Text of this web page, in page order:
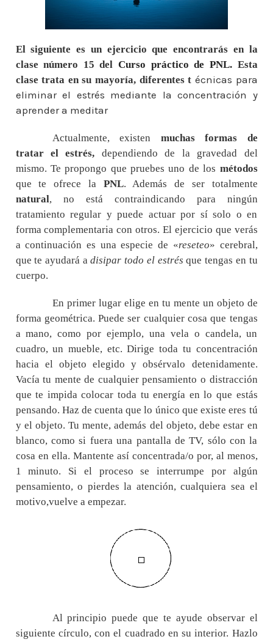
El siguiente es un ejercicio que encontrarás en la
clase número 15 del Curso práctico de PNL.Esta
clase trata en su mayoría, diferentes t écnicas para
eliminar el estrés mediante la concentración y
aprender a meditar
Actualmente, existen muchas formas de
tratar el estrés, dependiendo de la gravedad del
mismo. Te propongo que pruebes uno de los métodos
que te ofrece la PNL. Además de ser totalmente
natural, no está contraindicando para ningún
tratamiento regular y puede actuar por sí solo o en
forma complementaria con otros. El ejercicio que verás
a continuación es una especie de «reseteo» cerebral,
que te ayudará adisipar todo el estrés que tengas en tu
cuerpo.
En primer lugar elige en tu mente un objeto de
forma geométrica. Puede ser cualquier cosa que tengas
a mano, como por ejemplo, una vela o candela, un
cuadro, un mueble, etc. Dirige toda tu concentración
hacia el objeto elegido y obsérvalo detenidamente.
Vacía tu mente de cualquier pensamiento o distracción
que te impida colocar toda tu energía en lo que estás
pensando. Haz de cuenta que lo único que existe eres tú
y el objeto. Tu mente, además del objeto, debe estar en
blanco, como si fuera una pantalla de TV, sólo con la
cosa en ella. Mantente así concentrada/o por, al menos,
1 minuto. Si el proceso se interrumpe por algún
pensamiento, o pierdes la atención, cualquiera sea el
motivo,vuelve a empezar.
Al principio puede que te ayude observar el
siguiente círculo, con el cuadrado en su interior. Hazlo